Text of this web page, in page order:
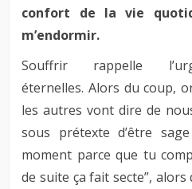
confort de la vie
m’endormir.
Souffrir rappelle
éternelles. Alors du coup,
les autres vont dire de
sous prétexte d’être
moment parce que tu
de suite ça fait secte”,